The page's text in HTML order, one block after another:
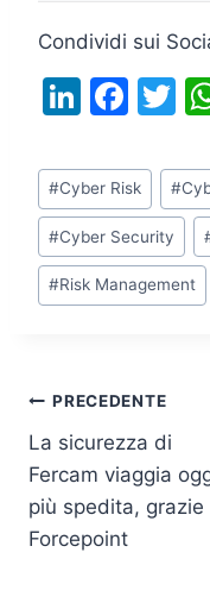
Condividi sui
Li
k
e
dI
n
F
c
e
b
o
T
Tag
articolo:
#Cyber Risk #
#Cyber Security
#Risk Management
Navigazione
articoli
PRECEDENTE
La sicurezza di
Fercam viaggia
più spedita, grazie
Forcepoint